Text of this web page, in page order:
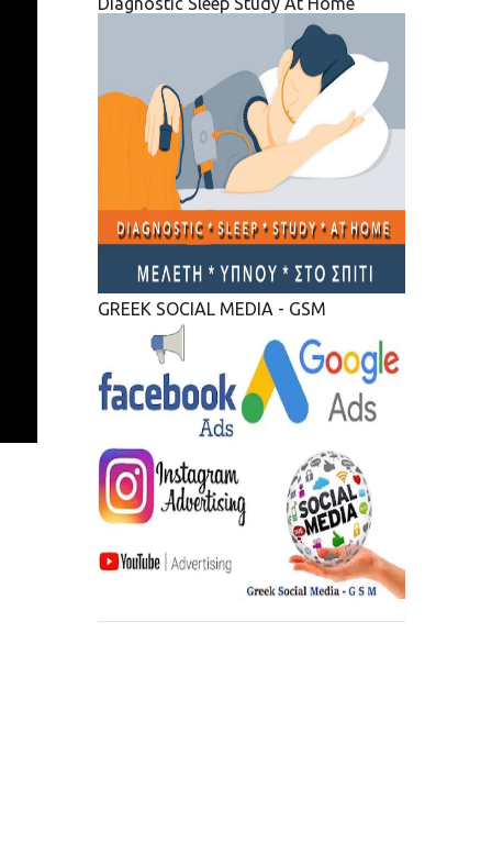
GREEK SOCIAL MEDIA - GSM